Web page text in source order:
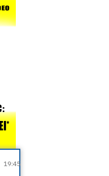
19:45